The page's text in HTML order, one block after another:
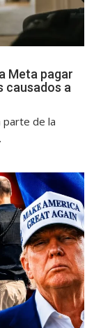
Meta pagar
causados a
parte de la